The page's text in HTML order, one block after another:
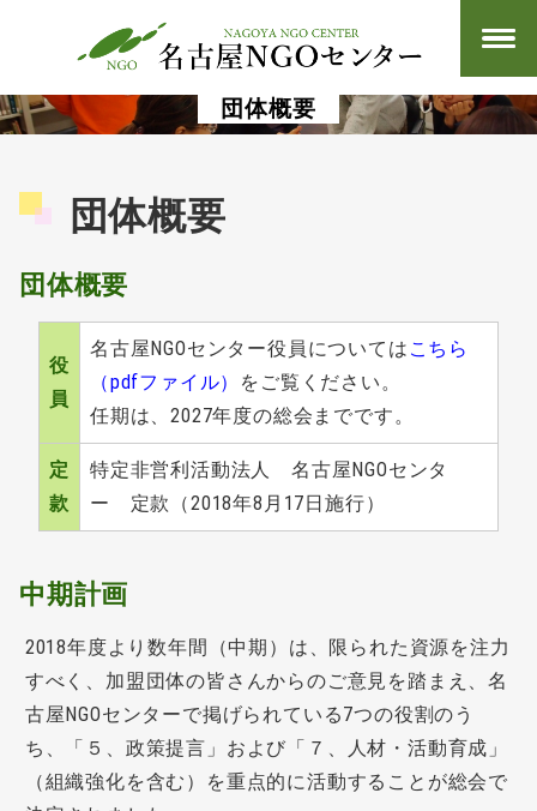
団体概要
団体概要
団体概要
役
員
名古屋NGOセンター役員については こちら
（pdfファイル） をご覧ください。
任期は、2027年度の総会までです。
定
款
特定非営利活動法人 名古屋NGOセンタ
ー 定款（2018年8月17日施行）
中期計画
2018年度より数年間（中期）は、限られた資源を注力
すべく、加盟団体の皆さんからのご意見を踏まえ、名
古屋NGOセンターで掲げられている7つの役割のう
ち、「５、政策提言」および「７、人材・活動育成」
（組織強化を含む）を重点的に活動することが総会で